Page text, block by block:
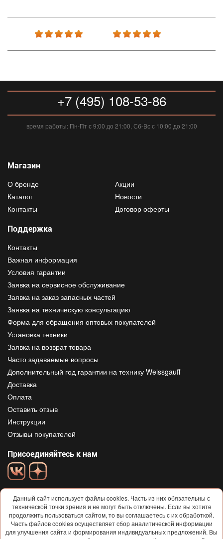
+7 (495) 108-53-86
время работы: Пн-Пт с 9:00 до 21:00, Сб-Вс с 10:00 до 21:00
Магазин
О бренде
Каталог
Контакты
Акции
Новости
Договор оферты
Поддержка
Контакты
Важная информация
Условия гарантии
Заявка на сервисное обслуживание
Заявка на заказ запасных частей
Заявка на техническую консультацию
Форма для обращения оптовых покупателей
Установка техники
Заявка на возврат товара
Часто задаваемые вопросы
Дополнительный год гарантии на технику Weissgauff
Доставка
Оплата
Оставить отзыв
Инструкции
Отзывы покупателей
Присоединяйтесь к нам
© 2013-2026 Weissgauff Все права защищены
Данный сайт использует файлы cookies. Часть из них обязательны с
технической точки зрения и не могут быть отключены. Если вы хотите
продолжить пользоваться сайтом, то вы соглашаетесь с их обработкой.
Часть файлов cookies осуществляет сбор аналитической информации
для улучшения сайта и формирования индивидуальных предложений. Вы